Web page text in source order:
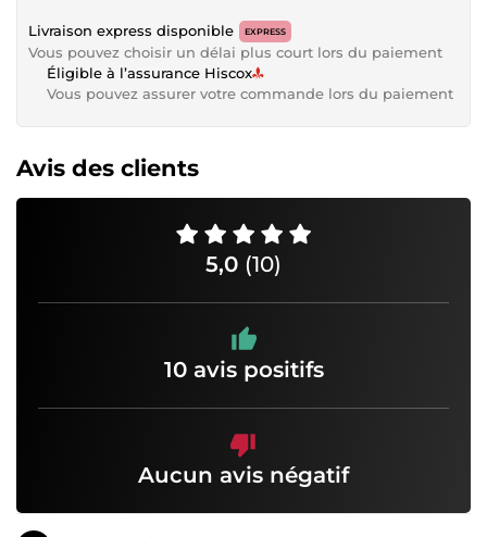
Livraison express disponible EXPRESS
Vous pouvez choisir un délai plus court lors du paiement
Éligible à l’assurance Hiscox
Vous pouvez assurer votre commande lors du paiement
Avis des clients
5,0 (10)
10 avis positifs
Aucun avis négatif